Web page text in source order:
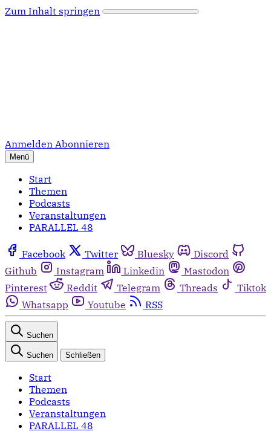
Zum Inhalt springen
Anmelden Abonnieren
Menü
Start
Themen
Podcasts
Veranstaltungen
PARALLEL 48
Facebook Twitter Bluesky
Discord
Github
Instagram Linkedin
Mastodon
Pinterest
Reddit Telegram Threads
Tiktok
Whatsapp
Youtube RSS
Suchen
Suchen Schließen
Start
Themen
Podcasts
Veranstaltungen
PARALLEL 48